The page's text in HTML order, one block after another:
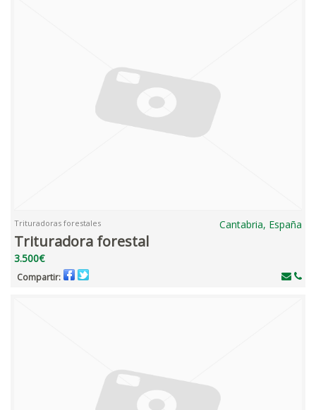
Trituradoras forestales Cantabria, España
Trituradora forestal
3.500€
Compartir: